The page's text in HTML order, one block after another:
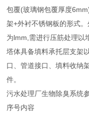
包覆(玻璃钢包覆厚度
架+外衬不锈钢板的形式
为lmm,需进行压筋处理以
塔体具备填料承托层支架
口、管道接口、填料收纳
件。
污水处理厂生物除臭系统
序号内容